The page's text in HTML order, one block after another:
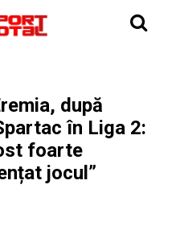
după
în Liga 2:
foarte
jocul”